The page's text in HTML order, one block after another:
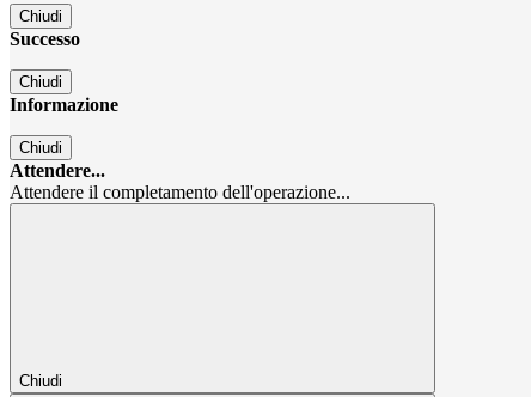
Chiudi
Successo
Chiudi
Informazione
Chiudi
Attendere...
Attendere il completamento dell'operazione...
Chiudi